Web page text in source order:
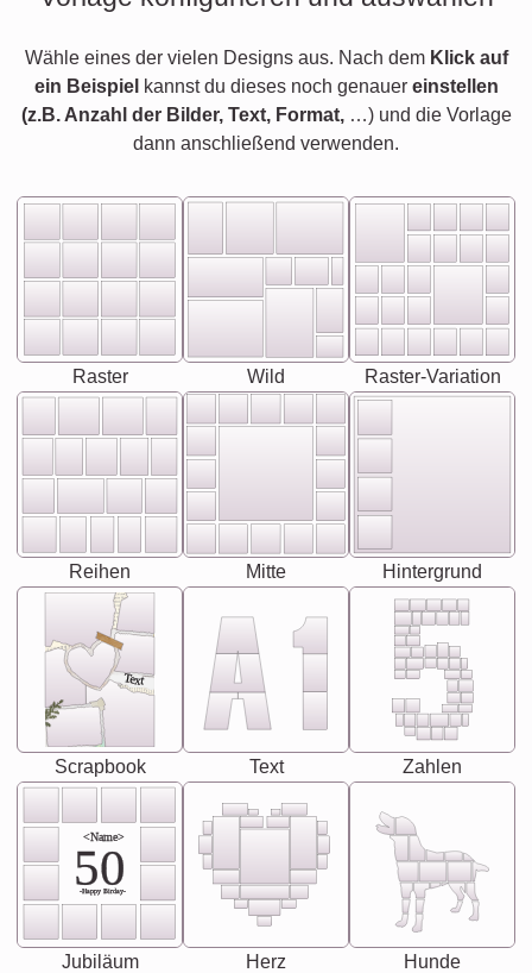
Wähle eines der vielen Designs aus. Nach dem Klick auf
ein Beispiel kannst du dieses noch genauer einstellen
(z.B. Anzahl der Bilder, Text, Format,…) und die Vorlage
dann anschließend verwenden.
Raster Wild Raster-Variation
Reihen Mitte Hintergrund
Text
Scrapbook Text Zahlen
<Name>
50
-Happy Birday-
Jubiläum Herz Hunde